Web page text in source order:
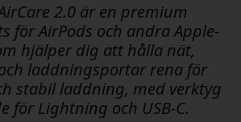
2.0 är en premium
för AirPods och andra Apple-
hjälper dig att hålla nät,
laddningsportar rena för
stabil laddning, med verktyg
för Lightning och USB-C.